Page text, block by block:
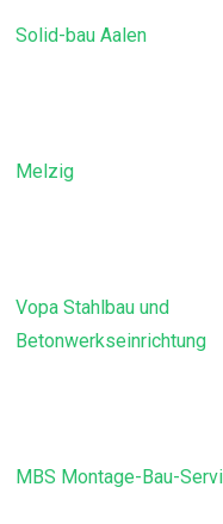
Solid-bau Aalen
Melzig
Vopa Stahlbau und
Betonwerkseinrichtung
MBS Montage-Bau-